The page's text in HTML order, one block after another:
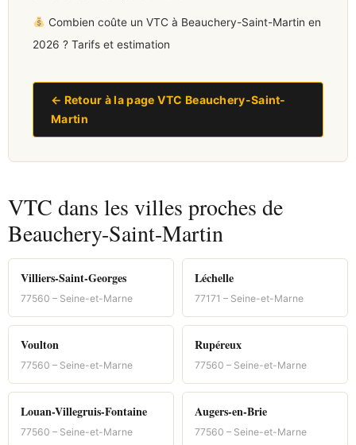
Combien coûte un VTC à Beauchery-Saint-Martin en
2026 ? Tarifs et estimation
← Retour à la page VTC Beauchery-Saint-
Martin
VTC dans les villes proches de
Beauchery-Saint-Martin
Villiers-Saint-Georges
77560 – Seine-et-Marne
Léchelle
77171 – Seine-et-Marne
Voulton
77560 – Seine-et-Marne
Rupéreux
77560 – Seine-et-Marne
Louan-Villegruis-Fontaine
77560 – Seine-et-Marne
Augers-en-Brie
77560 – Seine-et-Marne